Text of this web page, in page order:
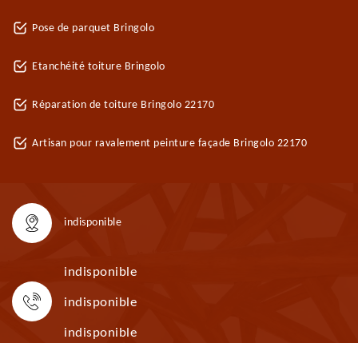
Pose de parquet Bringolo
Etanchéité toiture Bringolo
Réparation de toiture Bringolo 22170
Artisan pour ravalement peinture façade Bringolo 22170
indisponible
indisponible
indisponible
indisponible